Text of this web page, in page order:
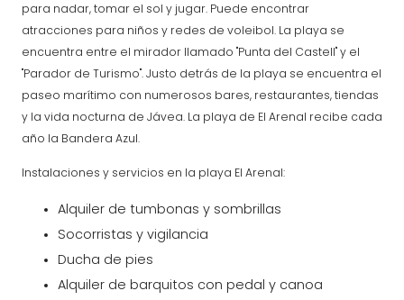
para nadar, tomar el sol y jugar. Puede encontrar
atracciones para niños y redes de voleibol. La playa se
encuentra entre el mirador llamado "Punta del Castell" y el
"Parador de Turismo". Justo detrás de la playa se encuentra el
paseo marítimo con numerosos bares, restaurantes, tiendas
y la vida nocturna de Jávea. La playa de El Arenal recibe cada
año la Bandera Azul.
Instalaciones y servicios en la playa El Arenal:
Alquiler de tumbonas y sombrillas
Socorristas y vigilancia
Ducha de pies
Alquiler de barquitos con pedal y canoa